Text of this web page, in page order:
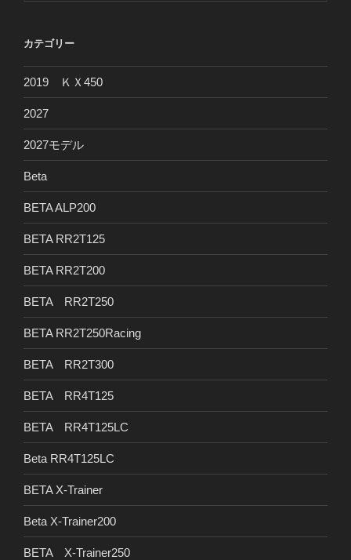
カテゴリー
2019 ＫＸ450
2027
2027モデル
Beta
BETA ALP200
BETA RR2T125
BETA RR2T200
BETA RR2T250
BETA RR2T250Racing
BETA RR2T300
BETA RR4T125
BETA RR4T125LC
Beta RR4T125LC
BETA X-Trainer
Beta X-Trainer200
BETA X-Trainer250